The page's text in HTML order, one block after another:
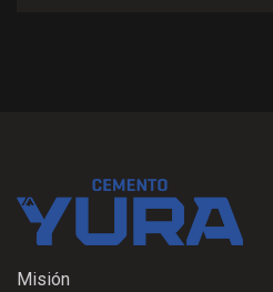
Misión